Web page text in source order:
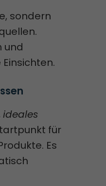
sondern
und
ideales
für
Es